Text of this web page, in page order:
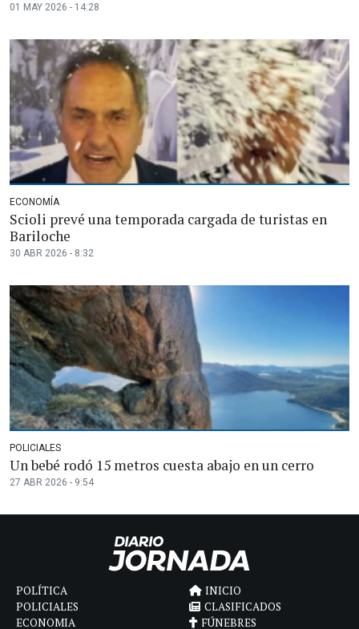
01 MAY 2026 - 14:28
ECONOMÍA
Scioli prevé una temporada cargada de turistas en
Bariloche
30 ABR 2026 - 8:32
POLICIALES
Un bebé rodó 15 metros cuesta abajo en un cerro
27 ABR 2026 - 9:54
POLÍTICA
POLICIALES
ECONOMIA
INICIO
CLASIFICADOS
FÚNEBRES